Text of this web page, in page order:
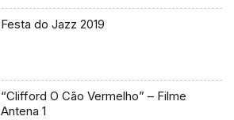
Festa do Jazz 2019
“Clifford O Cão Vermelho” – Filme
Antena 1